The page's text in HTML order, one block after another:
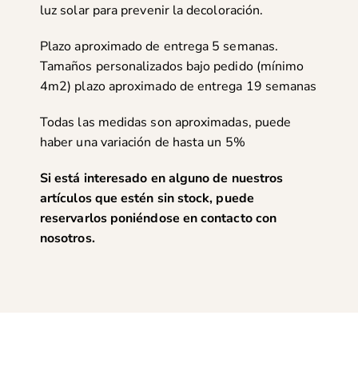
luz solar para prevenir la decoloración.
Plazo aproximado de entrega 5 semanas.
Tamaños personalizados bajo pedido (mínimo
4m2) plazo aproximado de entrega 19 semanas
Todas las medidas son aproximadas, puede
haber una variación de hasta un 5%
Si está interesado en alguno de nuestros
artículos que estén sin stock, puede
reservarlos poniéndose encontacto con
nosotros.